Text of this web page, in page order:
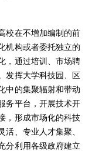
校在不增加编制的前
机构或者委托独立的
，通过培训、市场聘
发挥大学科技园、区
中的集聚辐射和带动
务平台，开展技术开
，形成市场化的科技
、专业人才集聚、
分利用各级政府建立